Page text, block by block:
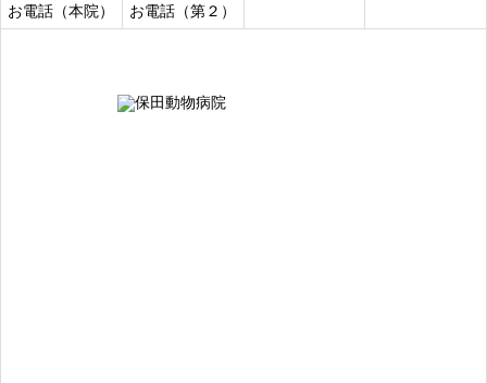
お電話（本院） お電話（第２）